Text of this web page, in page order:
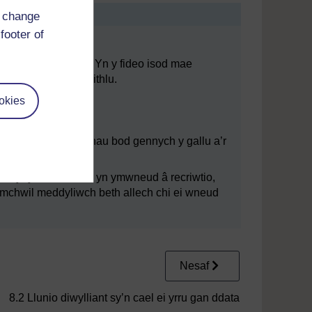
of
yn amrywio. Yn y fideo isod mae
a chadw’r gweithlu.
yn bwysig i sicrhau bod gennych y gallu a’r
ydych wedi bod yn ymwneud â recriwtio,
meddyliwch beth allech chi ei wneud
Nesaf
8.2 Llunio diwylliant sy’n cael ei yrru gan ddata